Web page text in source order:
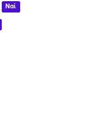
Ναί